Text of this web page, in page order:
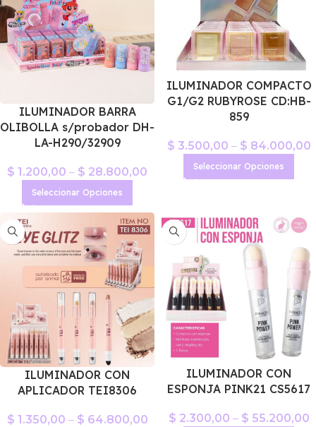
ILUMINADOR BARRA
OLIBOLLA s/probador DH-
LA-H290/32909
$ 1.200,00 – $ 28.800,00
Seleccionar Opciones
ILUMINADOR COMPACTO
G1/G2 RUBYROSE CD:HB-
859
$ 3.500,00 – $ 84.000,00
Seleccionar Opciones
ILUMINADOR CON
APLICADOR TEI8306
$ 1.350,00 – $ 64.800,00
ILUMINADOR CON
ESPONJA PINK21 CS5617
$ 2.300,00 – $ 55.200,00